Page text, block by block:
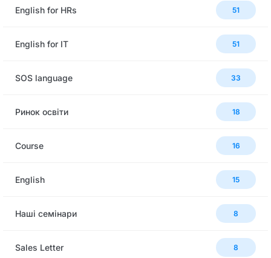
English for HRs 51
English for IT 51
SOS language 33
Ринок освіти 18
Сourse 16
English 15
Наші семінари 8
Sales Letter 8